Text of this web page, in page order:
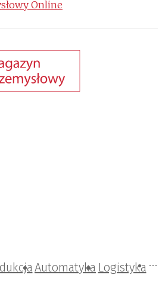
Automatyka Logistyka
Online